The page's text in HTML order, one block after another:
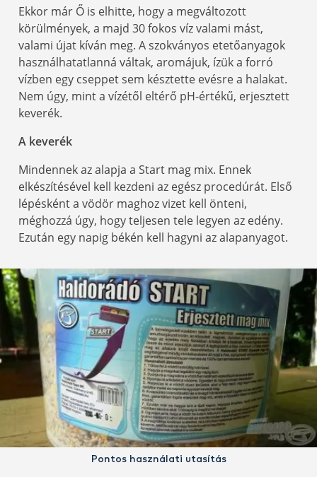
Ekkor már Ő is elhitte, hogy a megváltozott
körülmények, a majd 30 fokos víz valami mást,
valami újat kíván meg. A szokványos etetőanyagok
használhatatlanná váltak, aromájuk, ízük a forró
vízben egy cseppet sem késztette evésre a halakat.
Nem úgy, mint a vízétől eltérő pH-értékű, erjesztett
keverék.
A keverék
Mindennek az alapja a Start mag mix. Ennek
elkészítésével kell kezdeni az egész procedúrát. Első
lépésként a vödör maghoz vizet kell önteni,
méghozzá úgy, hogy teljesen tele legyen az edény.
Ezután egy napig békén kell hagyni az alapanyagot.
Pontos használati utasítás